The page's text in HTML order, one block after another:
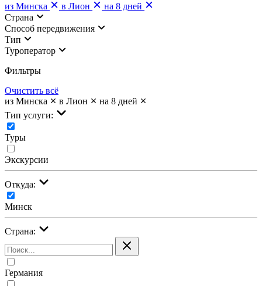
из Минска
в Лион
на 8 дней
Страна
Cпособ передвижения
Тип
Туроператор
Фильтры
Очистить всё
из Минска
в Лион
на 8 дней
Тип услуги:
Туры
Экскурсии
Откуда:
Минск
Страна:
Германия